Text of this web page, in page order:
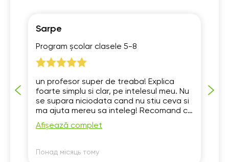
Sarpe
Program școlar clasele 5-8
un profesor super de treaba! Explica
foarte simplu si clar, pe intelesul meu. Nu
se supara niciodata cand nu stiu ceva si
ma ajuta mereu sa inteleg! Recomand cu
incredere!
Afișează complet
Понад місяць тому